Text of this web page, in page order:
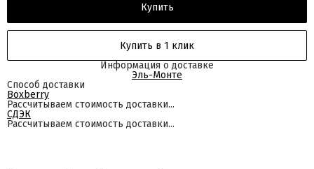
Купить
Купить в 1 клик
Информация о доставке
Эль-Монте
Способ доставки
Boxberry
Рассчитываем стоимость доставки...
СДЭК
Рассчитываем стоимость доставки...